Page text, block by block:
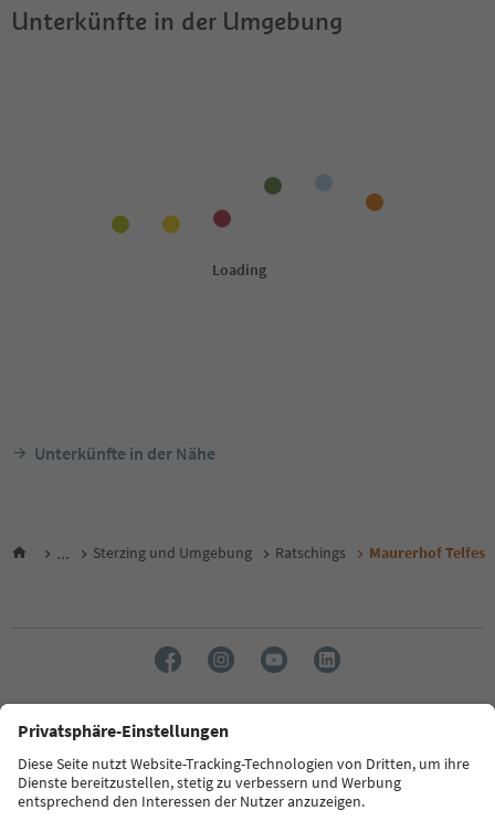
Unterkünfte in der Umgebung
Unterkünfte in der Nähe
... Sterzing und Umgebung Ratschings Maurerhof Telfes
Sprache: Deutsch
FAQ Kontakt Presse MICE Datenschutzerklärung